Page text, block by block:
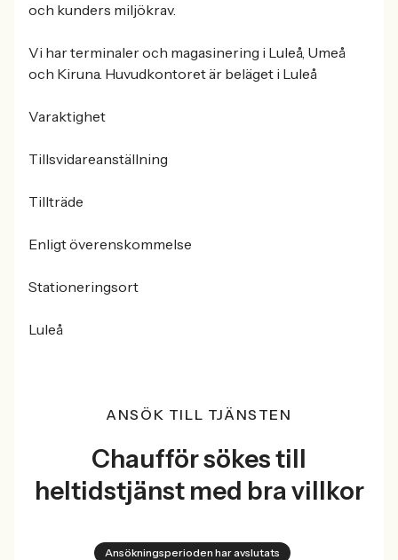
och kunders miljökrav.
Vi har terminaler och magasinering i Luleå, Umeå
och Kiruna. Huvudkontoret är beläget i Luleå
Varaktighet
Tillsvidareanställning
Tillträde
Enligt överenskommelse
Stationeringsort
Luleå
ANSÖK TILL TJÄNSTEN
Chaufför sökes till
heltidstjänst med bra villkor
Ansökningsperioden har avslutats